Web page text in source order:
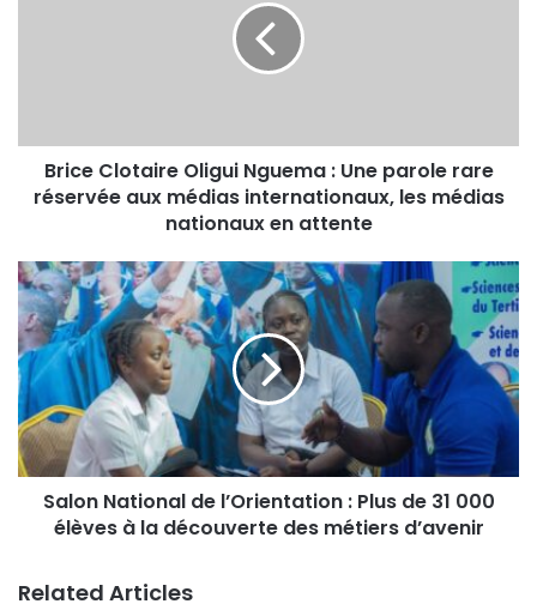
Brice Clotaire Oligui Nguema : Une parole rare
réservée aux médias internationaux, les médias
nationaux en attente
Salon National de l’Orientation : Plus de 31 000
élèves à la découverte des métiers d’avenir
Related Articles